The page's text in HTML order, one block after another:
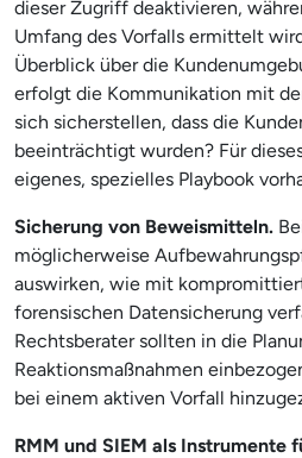
dieser Zugriff deaktivieren,
Umfang des Vorfalls ermittelt
Überblick über die
erfolgt die Kommunikation mit
sich sicherstellen, dass die
beeinträchtigt wurden? Für
eigenes, spezielles Playbook
Sicherung von Beweismitteln.
möglicherweise
auswirken, wie mit
forensischen Datensicherung
Rechtsberater sollten in die
Reaktionsmaßnahmen
bei einem aktiven Vorfall
RMM und SIEM als Instrumente